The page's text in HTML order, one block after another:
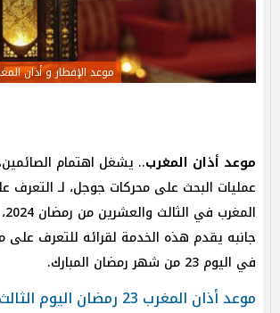
موعد الإفطار و أذان المغرب 23
موعد أذان المغرب.. يشغل اهتمام
عمليات البحث على محركات جوجل، لـ التعرف
المغرب في الثالث والعشرين من رمضان 2024، و
جانبه يقدم هذه الخدمة لقرائه للتعرف على
في اليوم 23 من شهر رمضان المبارك.
موعد أذان المغرب 23 رمضان اليوم الثالث والعشرين